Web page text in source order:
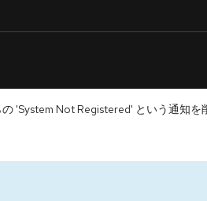
'System Not Registered' という通知を